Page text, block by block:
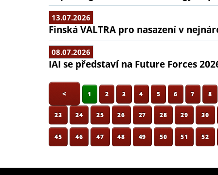
13.07.2026
Finská VALTRA pro nasazení v
08.07.2026
IAI se představí na Future Forces
< 1 2 3 4 5 6 7 8
23 24 25 26 27 28 29 30
45 46 47 48 49 50 51 52